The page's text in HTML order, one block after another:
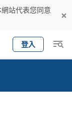
站代表您同意
登入